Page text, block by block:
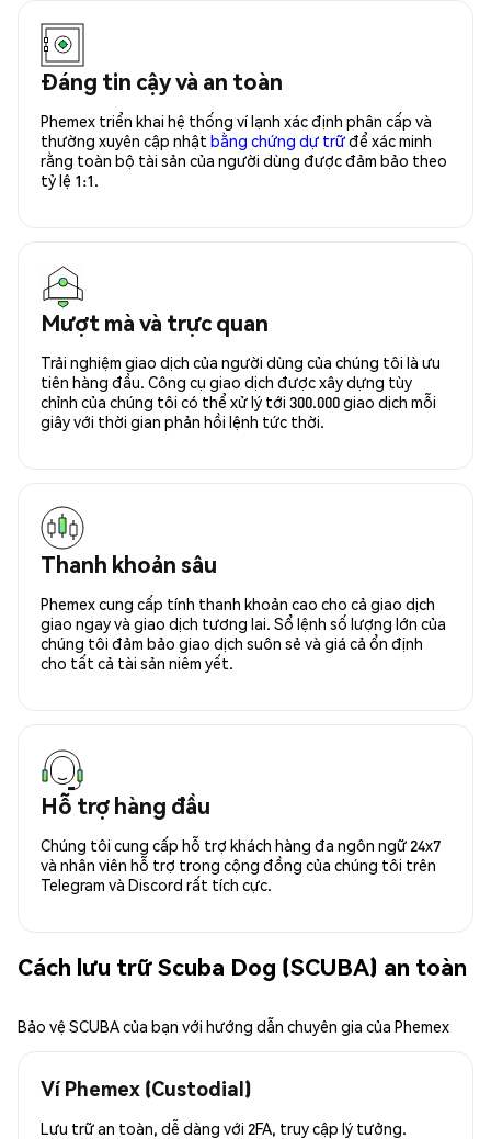
Đáng tin cậy và an toàn
Phemex triển khai hệ thống ví lạnh xác định phân cấp và
thường xuyên cập nhật bằng chứng dự trữđể xác minh
rằng toàn bộ tài sản của người dùng được đảm bảo theo
tỷ lệ 1:1.
Mượt mà và trực quan
Trải nghiệm giao dịch của người dùng của chúng tôi là ưu
tiên hàng đầu. Công cụ giao dịch được xây dựng tùy
chỉnh của chúng tôi có thể xử lý tới 300.000 giao dịch mỗi
giây với thời gian phản hồi lệnh tức thời.
Thanh khoản sâu
Phemex cung cấp tính thanh khoản cao cho cả giao dịch
giao ngay và giao dịch tương lai. Sổ lệnh số lượng lớn của
chúng tôi đảm bảo giao dịch suôn sẻ và giá cả ổn định
cho tất cả tài sản niêm yết.
Hỗ trợ hàng đầu
Chúng tôi cung cấp hỗ trợ khách hàng đa ngôn ngữ 24x7
và nhân viên hỗ trợ trong cộng đồng của chúng tôi trên
Telegram và Discord rất tích cực.
Cách lưu trữ Scuba Dog (SCUBA) an toàn
Bảo vệ SCUBA của bạn với hướng dẫn chuyên gia của Phemex
Ví Phemex (Custodial)
Lưu trữ an toàn, dễ dàng với 2FA, truy cập lý tưởng.